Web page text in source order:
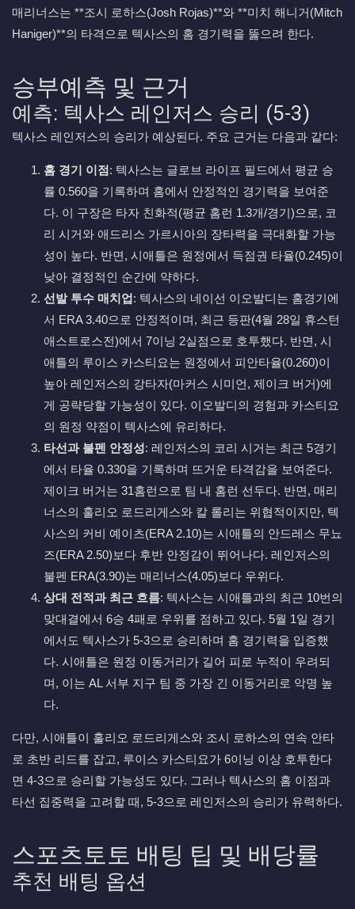
매리너스는 **조시 로하스(Josh Rojas)**와 **미치 해니거(Mitch
Haniger)**의 타격으로 텍사스의 홈 경기력을 뚫으려 한다.
승부예측 및 근거
예측: 텍사스 레인저스 승리 (5-3)
텍사스 레인저스의 승리가 예상된다. 주요 근거는 다음과 같다:
홈 경기 이점: 텍사스는 글로브 라이프 필드에서 평균 승
률 0.560을 기록하며 홈에서 안정적인 경기력을 보여준
다. 이 구장은 타자 친화적(평균 홈런 1.3개/경기)으로, 코
리 시거와 애드리스 가르시아의 장타력을 극대화할 가능
성이 높다. 반면, 시애틀은 원정에서 득점권 타율(0.245)이
낮아 결정적인 순간에 약하다.
선발 투수 매치업: 텍사스의 네이선 이오발디는 홈경기에
서 ERA 3.40으로 안정적이며, 최근 등판(4월 28일 휴스턴
애스트로스전)에서 7이닝 2실점으로 호투했다. 반면, 시
애틀의 루이스 카스티요는 원정에서 피안타율(0.260)이
높아 레인저스의 강타자(마커스 시미언, 제이크 버거)에
게 공략당할 가능성이 있다. 이오발디의 경험과 카스티요
의 원정 약점이 텍사스에 유리하다.
타선과 불펜 안정성: 레인저스의 코리 시거는 최근 5경기
에서 타율 0.330을 기록하며 뜨거운 타격감을 보여준다.
제이크 버거는 31홈런으로 팀 내 홈런 선두다. 반면, 매리
너스의 훌리오 로드리게스와 칼 롤리는 위협적이지만, 텍
사스의 커비 예이츠(ERA 2.10)는 시애틀의 안드레스 무뇨
즈(ERA 2.50)보다 후반 안정감이 뛰어나다. 레인저스의
불펜 ERA(3.90)는 매리너스(4.05)보다 우위다.
상대 전적과 최근 흐름: 텍사스는 시애틀과의 최근 10번의
맞대결에서 6승 4패로 우위를 점하고 있다. 5월 1일 경기
에서도 텍사스가 5-3으로 승리하며 홈 경기력을 입증했
다. 시애틀은 원정 이동거리가 길어 피로 누적이 우려되
며, 이는 AL 서부 지구 팀 중 가장 긴 이동거리로 악명 높
다.
다만, 시애틀이 훌리오 로드리게스와 조시 로하스의 연속 안타
로 초반 리드를 잡고, 루이스 카스티요가 6이닝 이상 호투한다
면 4-3으로 승리할 가능성도 있다. 그러나 텍사스의 홈 이점과
타선 집중력을 고려할 때, 5-3으로 레인저스의 승리가 유력하다.
스포츠토토 배팅 팁 및 배당률
추천 배팅 옵션